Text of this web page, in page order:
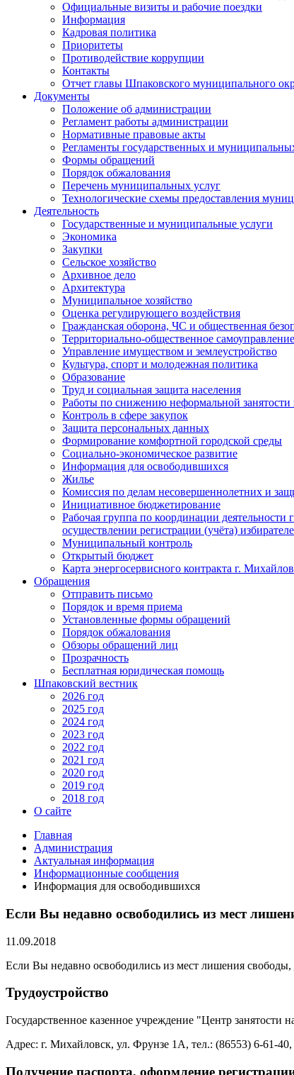
Официальные визиты и рабочие поездки
Информация
Кадровая политика
Приоритеты
Противодействие коррупции
Контакты
Отчет главы Шпаковского муниципального
Документы
Положение об администрации
Регламент работы администрации
Нормативные правовые акты
Регламенты государственных и
Формы обращений
Порядок обжалования
Перечень муниципальных услуг
Технологические схемы предоставления
Деятельность
Государственные и муниципальные услуги
Экономика
Закупки
Сельское хозяйство
Архивное дело
Архитектура
Муниципальное хозяйство
Оценка регулирующего воздействия
Гражданская оборона, ЧС и общественная
Территориально-общественное самоуправление
Управление имуществом и землеустройство
Культура, спорт и молодежная политика
Образование
Труд и социальная защита населения
Работы по снижению неформальной занятости
Контроль в сфере закупок
Защита персональных данных
Формирование комфортной городской среды
Социально-экономическое развитие
Информация для освободившихся
Жилье
Комиссия по делам несовершеннолетних и
Инициативное бюджетирование
Рабочая группа по координации
осуществлении регистрации (учёта)
Муниципальный контроль
Открытый бюджет
Карта энергосервисного контракта г.
Обращения
Отправить письмо
Порядок и время приема
Установленные формы обращений
Порядок обжалования
Обзоры обращений лиц
Прозрачность
Бесплатная юридическая помощь
Шпаковский вестник
2026 год
2025 год
2024 год
2023 год
2022 год
2021 год
2020 год
2019 год
2018 год
О сайте
Главная
Администрация
Актуальная информация
Информационные сообщения
Информация для освободившихся
Если Вы недавно освободились из мест
11.09.2018
Если Вы недавно освободились из мест лишения
Трудоустройство
Государственное казенное учреждение "Центр занятости
Адрес: г. Михайловск, ул. Фрунзе 1А, тел.: (86553) 6-61-40,
Получение паспорта, оформление